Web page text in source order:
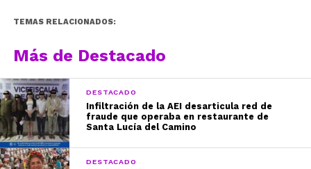
TEMAS RELACIONADOS:
Más de Destacado
DESTACADO
Infiltración de la AEI desarticula red de
fraude que operaba en restaurante de
Santa Lucía del Camino
DESTACADO